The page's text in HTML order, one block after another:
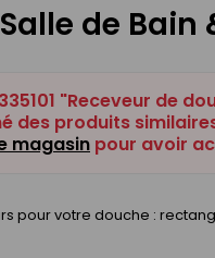
de Bain
"Receveur de
des produits
magasin pour avoir
pour votre douche :